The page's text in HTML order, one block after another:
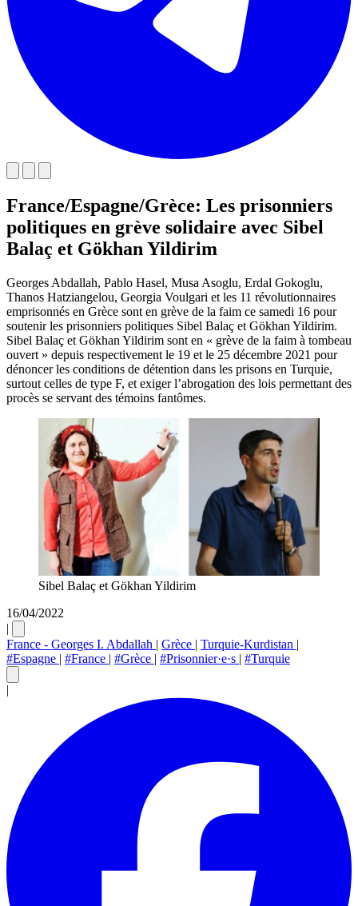
France/Espagne/Grèce: Les prisonniers
politiques en grève solidaire avec Sibel
Balaç et Gökhan Yildirim
Georges Abdallah, Pablo Hasel, Musa Asoglu, Erdal Gokoglu,
Thanos Hatziangelou, Georgia Voulgari et les 11 révolutionnaires
emprisonnés en Grèce sont en grève de la faim ce samedi 16 pour
soutenir les prisonniers politiques Sibel Balaç et Gökhan Yildirim.
Sibel Balaç et Gökhan Yildirim sont en « grève de la faim à tombeau
ouvert » depuis respectivement le 19 et le 25 décembre 2021 pour
dénoncer les conditions de détention dans les prisons en Turquie,
surtout celles de type F, et exiger l’abrogation des lois permettant des
procès se servant des témoins fantômes.
Sibel Balaç et Gökhan Yildirim
16/04/2022
|
France - Georges I. Abdallah | Grèce | Turquie-Kurdistan |
#Espagne | #France | #Grèce | #Prisonnier·e·s | #Turquie
|